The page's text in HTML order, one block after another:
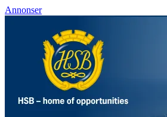
Annonser